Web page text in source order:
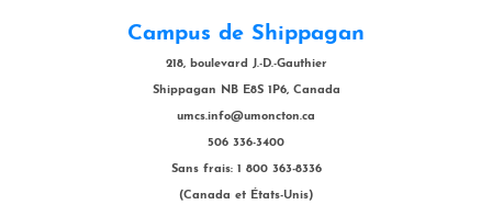
Campus de Shippagan
218, boulevard J.-D.-Gauthier
Shippagan NB E8S 1P6, Canada
umcs.info@umoncton.ca
506 336-3400
Sans frais: 1 800 363-8336
(Canada et États-Unis)